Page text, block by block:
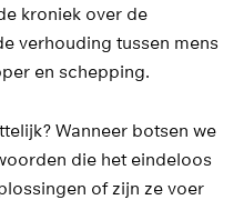
kroniek over de
verhouding tussen mens
en schepping.
Wanneer botsen we
die het eindeloos
of zijn ze voer